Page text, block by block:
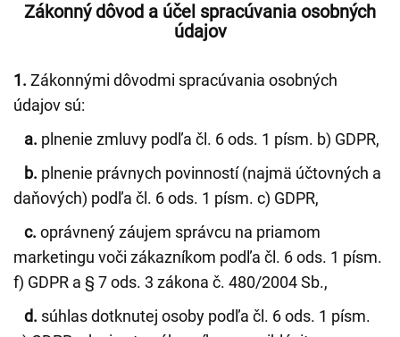
Zákonný dôvod a účel spracúvania osobných
údajov
1. Zákonnými dôvodmi spracúvania osobných
údajov sú:
a. plnenie zmluvy podľa čl. 6 ods. 1 písm. b) GDPR,
b. plnenie právnych povinností (najmä účtovných a
daňových) podľa čl. 6 ods. 1 písm. c) GDPR,
c. oprávnený záujem správcu na priamom
marketingu voči zákazníkom podľa čl. 6 ods. 1 písm.
f) GDPR a § 7 ods. 3 zákona č. 480/2004 Sb.,
d. súhlas dotknutej osoby podľa čl. 6 ods. 1 písm.